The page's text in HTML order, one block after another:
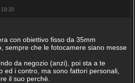
con obiettivo fisso da 35mm
sempre che le fotocamere siano messe
da negozio (anzi), poi sta a te
ed i contro, ma sono fattori personali,
il suo perchè.